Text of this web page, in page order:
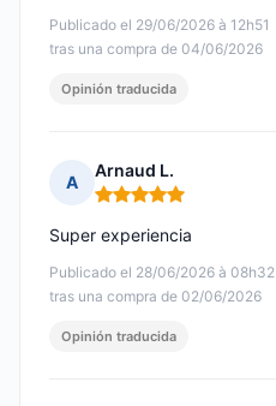
Publicado el 29/06/2026 à 12h51
tras una compra de 04/06/2026
Opinión traducida
A
Arnaud L.
Nota: 5 de 5
Publicado el 28/06/2026 à 08h32
tras una compra de 02/06/2026
Super experiencia
Opinión traducida